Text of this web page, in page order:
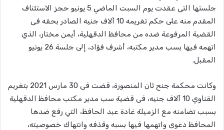
جلستها التى عقدت يوم السبت الماضي 5 يونيو حجز الاستئناف
المقدم منه على حكم تغريمه 10 آلاف جنيه الصادر بحقه فى
القضية المرفوعة ضده من محافظ الدقهلية، أيمن مختار، الذي
اتهمه فيها بسب مدير مكتبه، أشرف فؤاد، إلى جلسة 26 يونيو
المقبل.
وكانت محكمة جنح ثان المنصورة، قضت فى 30 مارس 2021 بتغريم
القناوي 10 آلاف جنيه، فى قضية سب مدير مكتب محافظ الدقهلية
بسبب تضامنه مع الزميلة غادة عبد الحافظ، التي رفع ضدها
المحافظ دعوى واتهمها فيها بسبه وقذفه وانتهاك خصوصيته،